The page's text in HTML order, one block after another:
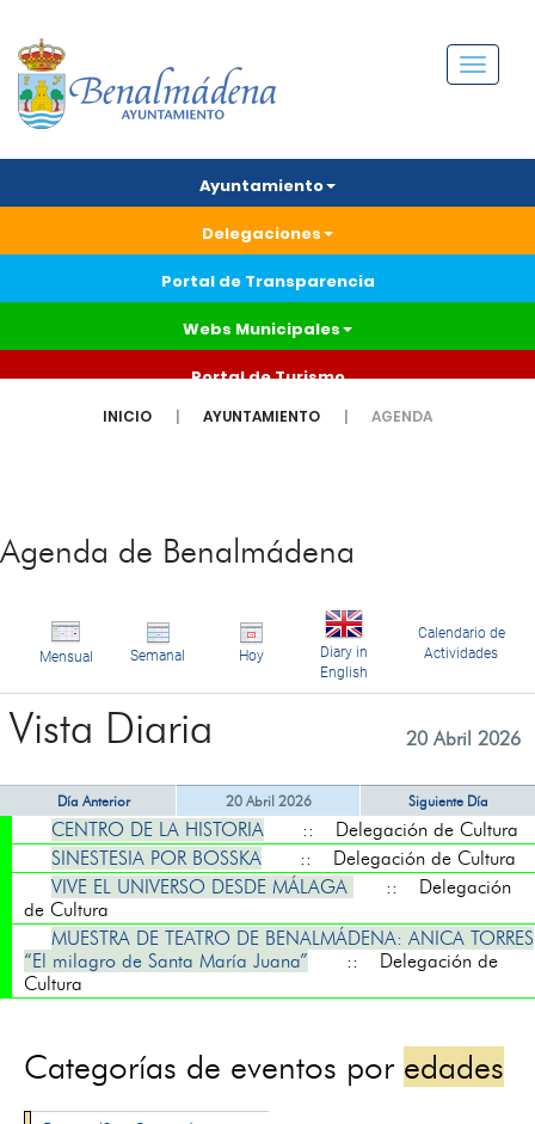
Menú
Ayuntamiento
Delegaciones
Portal de Transparencia
Webs Municipales
Portal de Turismo
INICIO AYUNTAMIENTO AGENDA
Agenda de Benalmádena
Mensual Semanal Hoy
Diary in
English
Calendario de
Actividades
Vista Diaria 20 Abril 2026
Día Anterior 20 Abril 2026 Siguiente Día
CENTRO DE LA HISTORIA
:: Delegación de Cultura
SINESTESIA POR BOSSKA
:: Delegación de Cultura
VIVE EL UNIVERSO DESDE MÁLAGA
:: Delegación
de Cultura
MUESTRA DE TEATRO DE BENALMÁDENA: ANICA TORRES
“El milagro de Santa María Juana”
:: Delegación de
Cultura
Categorías de eventos por edades